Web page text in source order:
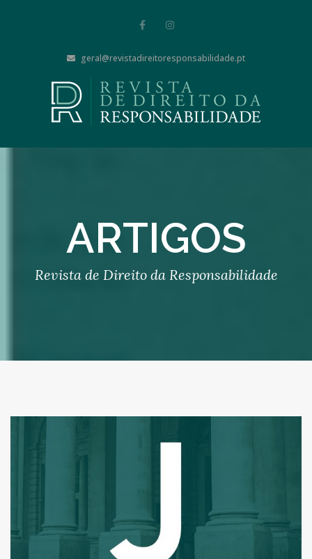
geral@revistadireitoresponsabilidade.pt
ARTIGOS
Revista de Direito da Responsabilidade